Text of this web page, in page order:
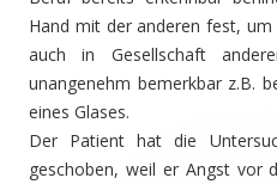
Hand mit der anderen fest,
auch in Gesellschaft
unangenehm bemerkbar z.B.
eines Glases.
Der Patient hat die
geschoben, weil er Angst vor